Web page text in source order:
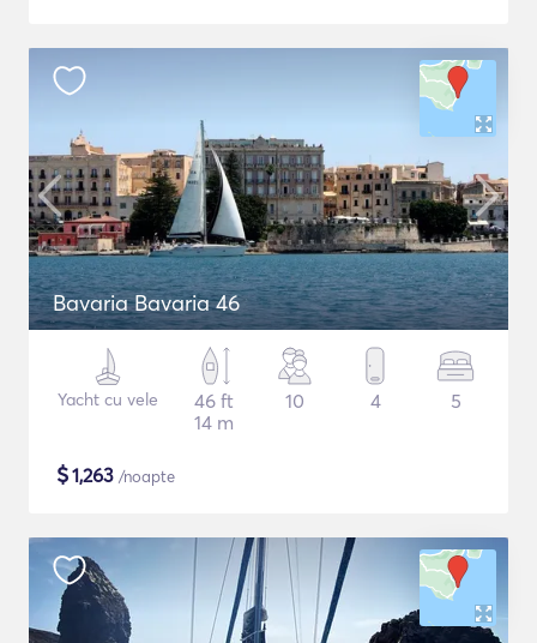
Bavaria Bavaria 46
Yacht cu vele
46 ft
14 m
10 4 5
$1,263 /noapte